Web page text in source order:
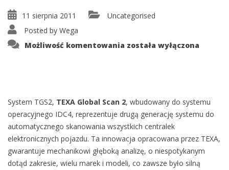
11 sierpnia 2011
Uncategorised
Posted by Wega
Możliwość komentowania Funkcja
TGS2
została wyłączona
System TGS2, TEXA Global Scan 2, wbudowany do systemu
operacyjnego IDC4, reprezentuje drugą generację systemu do
automatycznego skanowania wszystkich centralek
elektronicznych pojazdu. Ta innowacja opracowana przez TEXA,
gwarantuje mechanikowi głęboką analizę, o niespotykanym
dotąd zakresie, wielu marek i modeli, co zawsze było silną